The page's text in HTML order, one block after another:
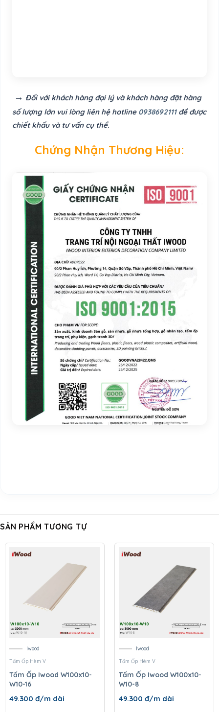
→ Đối với khách hàng đại lý và khách hàng đặt hàng
số lượng lớn vui lòng liên hệ hotline 0938692111để được
chiết khấu và tư vấn cụ thể.
Chứng Nhận Thương Hiệu:
SẢN PHẨM TƯƠNG TỰ
Iwood
Tấm Ốp Hèm V
Tấm Ốp Iwood W100x10-
W10-16
49.300 đ/m dài
Iwood
Tấm Ốp Hèm V
Tấm Ốp Iwood W100x10-
W10-8
49.300 đ/m dài